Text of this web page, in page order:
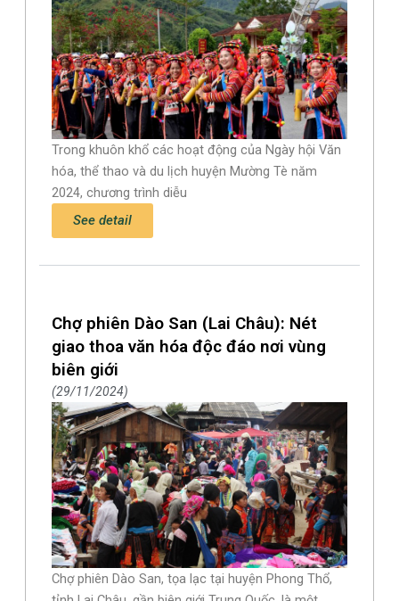
Trong khuôn khổ các hoạt động của Ngày hội Văn
hóa, thể thao và du lịch huyện Mường Tè năm
2024, chương trình diễu
See detail
Chợ phiên Dào San (Lai Châu): Nét
giao thoa văn hóa độc đáo nơi vùng
biên giới
29/11/2024
Chợ phiên Dào San, tọa lạc tại huyện Phong Thổ,